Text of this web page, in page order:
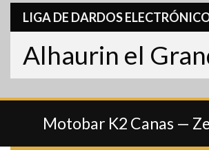
LIGA DE DARDOS
Alhaurin el
Motobar K2 Canas —